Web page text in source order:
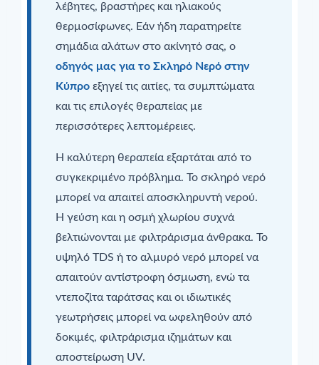
λέβητες, βραστήρες και ηλιακούς
θερμοσίφωνες. Εάν ήδη παρατηρείτε
σημάδια αλάτων στο ακίνητό σας, ο
οδηγός μας για το Σκληρό Νερό στην
Κύπρο εξηγεί τις αιτίες, τα συμπτώματα
και τις επιλογές θεραπείας με
περισσότερες λεπτομέρειες.
Η καλύτερη θεραπεία εξαρτάται από το
συγκεκριμένο πρόβλημα. Το σκληρό νερό
μπορεί να απαιτεί αποσκληρυντή νερού.
Η γεύση και η οσμή χλωρίου συχνά
βελτιώνονται με φιλτράρισμα άνθρακα. Το
υψηλό TDS ή το αλμυρό νερό μπορεί να
απαιτούν αντίστροφη όσμωση, ενώ τα
ντεποζίτα ταράτσας και οι ιδιωτικές
γεωτρήσεις μπορεί να ωφεληθούν από
δοκιμές, φιλτράρισμα ιζημάτων και
αποστείρωση UV.